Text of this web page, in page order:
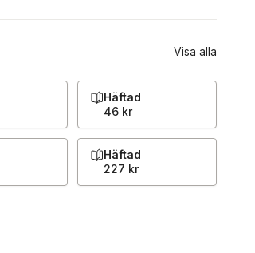
Visa alla
Häftad
46 kr
Häftad
227 kr